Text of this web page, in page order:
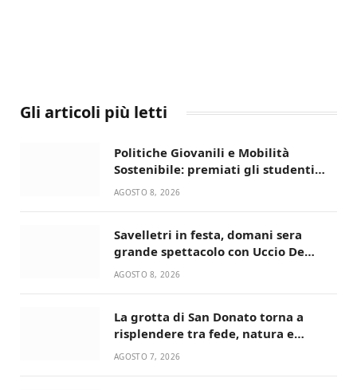
Gli articoli più letti
Politiche Giovanili e Mobilità
Sostenibile: premiati gli studenti
universitari del bando “La strada
AGOSTO 8, 2026
Savelletri in festa, domani sera
grande spettacolo con Uccio De
Santis
AGOSTO 8, 2026
La grotta di San Donato torna a
risplendere tra fede, natura e
devozione
AGOSTO 7, 2026